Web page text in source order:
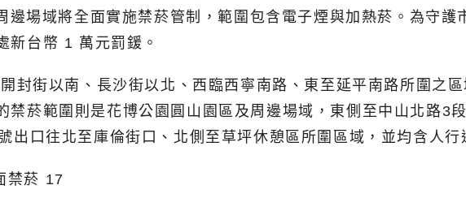
場域將全面實施禁菸管制，範圍包含電子煙與加熱菸。為守護
新台幣 1 萬元罰鍰。
封街以南、長沙街以北、西臨西寧南路、東至延平南路所圍之
菸範圍則是花博公園圓山園區及周邊場域，東側至中山北路3
口往北至庫倫街口、北側至草坪休憩區所圍區域，並均含人行